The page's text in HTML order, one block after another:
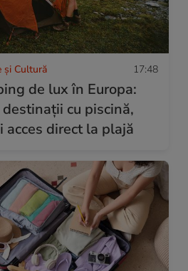
și Cultură 17:48
de lux în Europa:
cu piscină,
acces direct la plajă